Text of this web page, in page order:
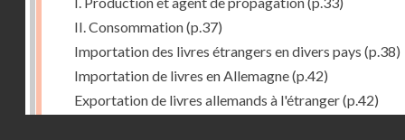
II. Consommation(p.37)
Importation des livres étrangers en divers pays (p.38)
Importation de livres en Allemagne(p.42)
Exportation de livres allemands à l'étranger(p.42)